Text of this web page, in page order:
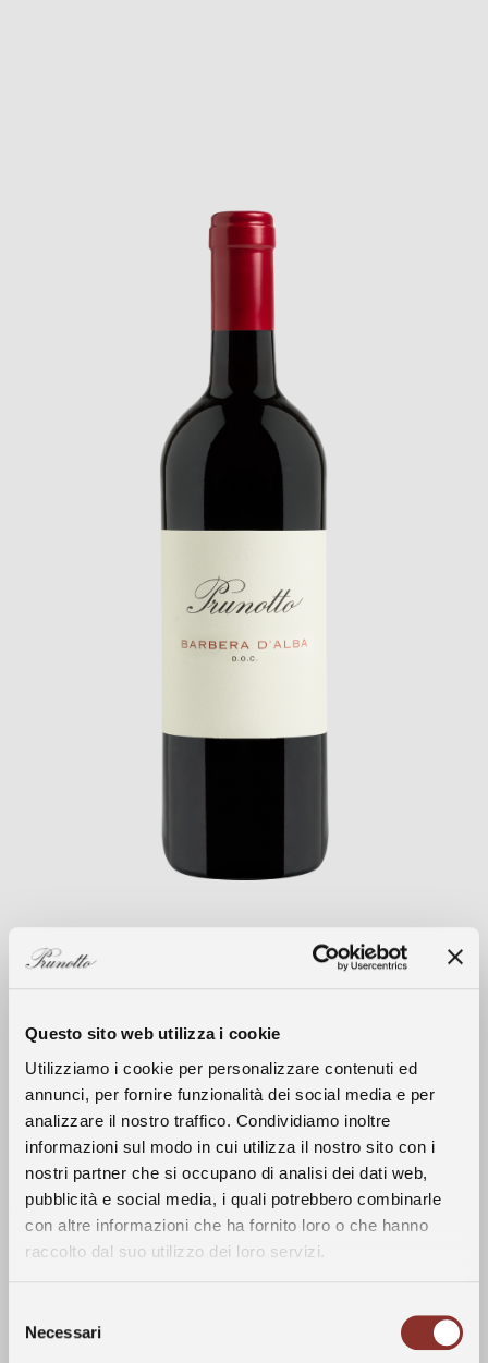
Questo sito web utilizza i cookie
Utilizziamo i cookie per personalizzare contenuti ed
annunci, per fornire funzionalità dei social media e per
analizzare il nostro traffico. Condividiamo inoltre
informazioni sul modo in cui utilizza il nostro sito con i
nostri partner che si occupano di analisi dei dati web,
pubblicità e social media, i quali potrebbero combinarle
con altre informazioni che ha fornito loro o che hanno
raccolto dal suo utilizzo dei loro servizi.
delNecessari
La Storia
I Vini
Clima
L’inverno 2019, escluso un paio di eventi
nevosi e rare precipitazioni, è stato
caratterizzato da temperature al di sopra
soprattutto dei vigneti con la migliore